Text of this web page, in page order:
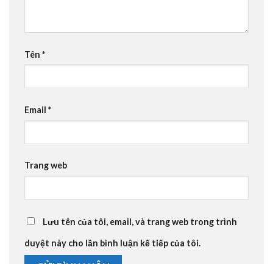
Tên *
Email *
Trang web
Lưu tên của tôi, email, và trang web trong trình
duyệt này cho lần bình luận kế tiếp của tôi.